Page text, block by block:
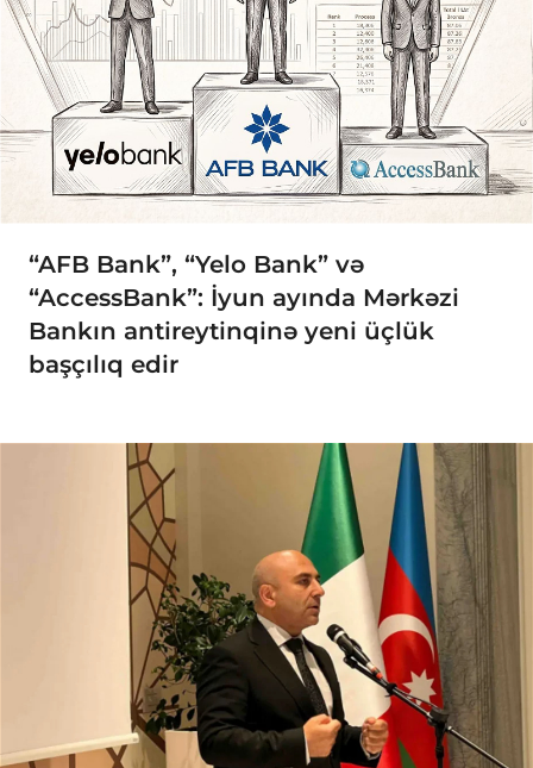
“AFB Bank”, “Yelo Bank” və
“AccessBank”: İyun ayında Mərkəzi
Bankın antireytinqinə yeni üçlük
başçılıq edir